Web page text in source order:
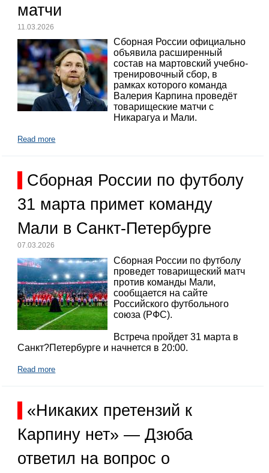
матчи
11.03.2026
Сборная России официально
объявила расширенный
состав на мартовский учебно-
тренировочный сбор, в
рамках которого команда
Валерия Карпина проведёт
товарищеские матчи с
Никарагуа и Мали.
Read more
Сборная России по футболу
31 марта примет команду
Мали в Санкт-Петербурге
07.03.2026
Сборная России по футболу
проведет товарищеский матч
против команды Мали,
сообщается на сайте
Российского футбольного
союза (РФС).
Встреча пройдет 31 марта в
Санкт?Петербурге и начнется в 20:00.
Read more
«Никаких претензий к
Карпину нет» — Дзюба
ответил на вопрос о